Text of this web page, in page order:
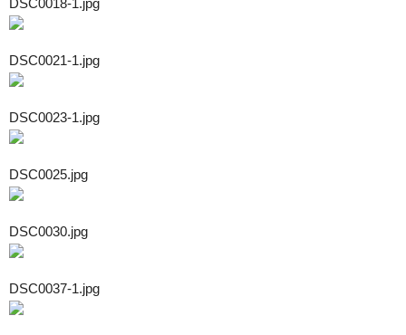
DSC0021-1.jpg
DSC0023-1.jpg
DSC0025.jpg
DSC0030.jpg
DSC0037-1.jpg